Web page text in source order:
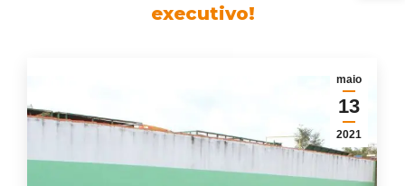
executivo!
maio
13
2021